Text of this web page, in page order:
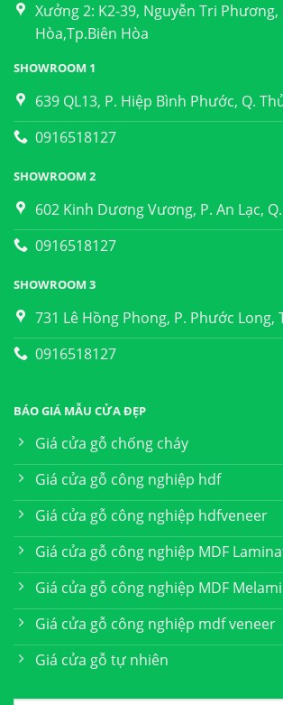
Xưởng 2: K2-39, Nguyễn Tri Phương,
Hòa,Tp.Biên Hòa
SHOWROOM 1
639 QL13, P. Hiệp Bình Phước, Q.
0916518127
SHOWROOM 2
602 Kinh Dương Vương, P. An Lạc,
0916518127
SHOWROOM 3
731 Lê Hồng Phong, P. Phước Long,
0916518127
BÁO GIÁ MẪU CỬA ĐẸP
Giá cửa gỗ chống cháy
Giá cửa gỗ công nghiệp hdf
Giá cửa gỗ công nghiệp hdfveneer
Giá cửa gỗ công nghiệp MDF
Giá cửa gỗ công nghiệp MDF
Giá cửa gỗ công nghiệp mdf veneer
Giá cửa gỗ tự nhiên